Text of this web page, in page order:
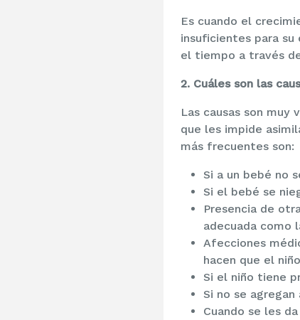
Es cuando el
insuficientes para su
el tiempo a través
2. Cuáles son las
Las causas son muy
que les impide
más frecuentes son:
Si a un bebé no
Si el bebé se
Presencia de
adecuada como
Afecciones
hacen que el
Si el niño tiene
Si no se
Cuando se les